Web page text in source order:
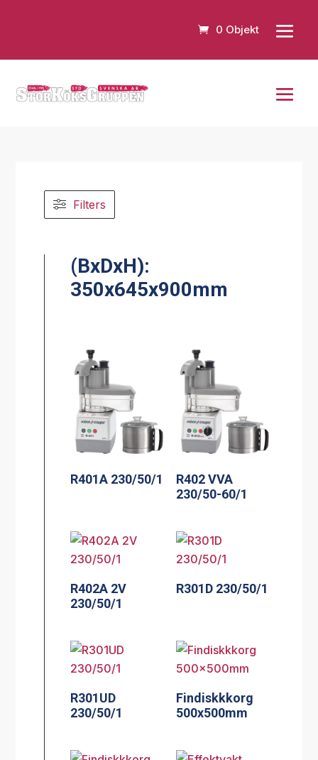
0 Objekt
Filters
(BxDxH):
350x645x900mm
R401A 230/50/1
R402 VVA
230/50-60/1
R402A 2V
230/50/1
R301D 230/50/1
R301UD
230/50/1
Findiskkkorg
500x500mm